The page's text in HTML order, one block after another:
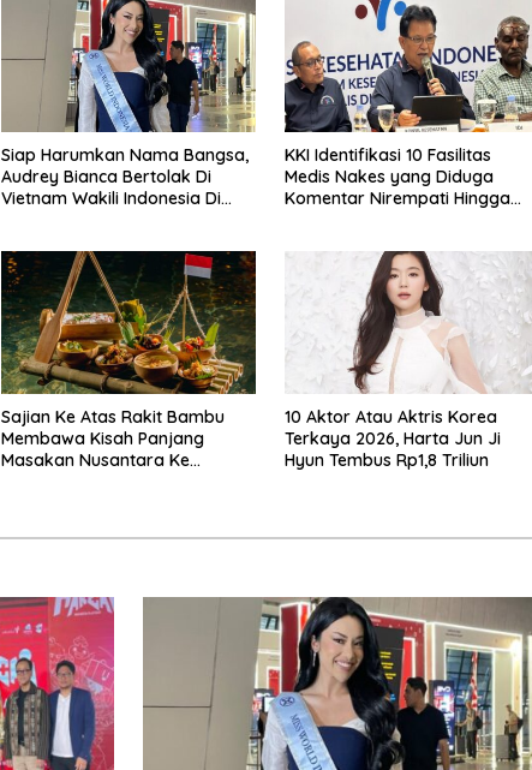
Siap Harumkan Nama Bangsa,
Audrey Bianca Bertolak Di
Vietnam Wakili Indonesia Di
KKI Identifikasi 10 Fasilitas
Medis Nakes yang Diduga
Komentar Nirempati Hingga
Sajian Ke Atas Rakit Bambu
Membawa Kisah Panjang
Masakan Nusantara Ke
10 Aktor Atau Aktris Korea
Terkaya 2026, Harta Jun Ji
Hyun Tembus Rp1,8 Triliun